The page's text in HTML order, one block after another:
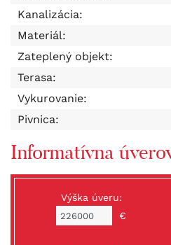
Kanalizácia:
Materiál:
Zateplený objekt:
Terasa:
Vykurovanie:
Pivnica:
Informatívna
Výška úveru:
€